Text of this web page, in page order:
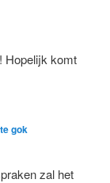
Hopelijk komt
gok
zal het